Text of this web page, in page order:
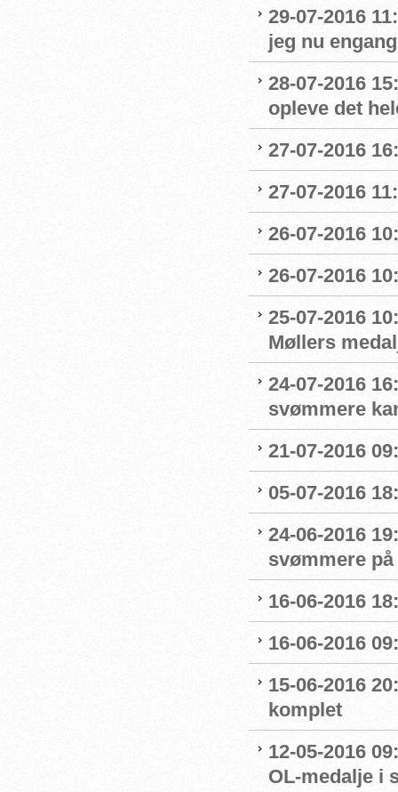
29-07-2016
jeg nu
28-07-2016
opleve det
27-07-2016
27-07-2016
26-07-2016
26-07-2016
25-07-2016
Møllers
24-07-2016
svømmere
21-07-2016
05-07-2016
24-06-2016
svømmere
16-06-2016
16-06-2016
15-06-2016
komplet
12-05-2016
OL-medalje i